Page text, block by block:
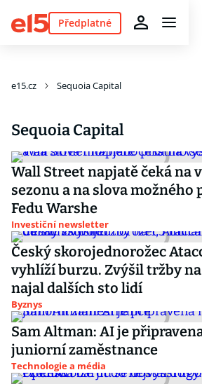
Předplatné
e15.cz Sequoia Capital
Sequoia Capital
Wall Street napjatě čeká na
sezonu a na slova možného
Fedu Warshe
Investiční newsletter
Český skorojednorožec
vyhlíží burzu. Zvýšil tržby
najal dalších sto lidí
Byznys
Sam Altman: AI je
juniorní zaměstnance
Technologie a média